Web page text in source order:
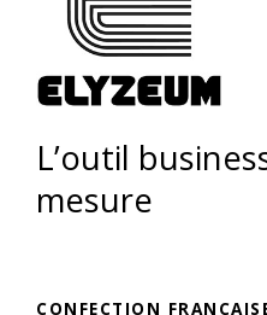
L’outil
mesure
CONFECTION